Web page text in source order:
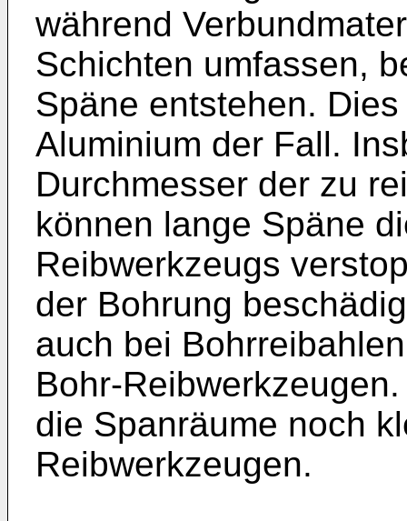
während
Schichten umfassen,
Späne entstehen.
Aluminium der Fall.
Durchmesser der zu
können lange Späne
Reibwerkzeugs
der Bohrung
auch bei
Bohr-
die Spanräume noch
Reibwerkzeugen.